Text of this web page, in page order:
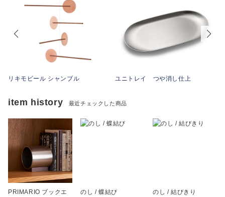
リキモビール シャンブル ユニトレイ つや消し仕上
item history 最近チェックした商品
PRIMARIO ブックエ
のし / 蝶結び のし / 結びきり